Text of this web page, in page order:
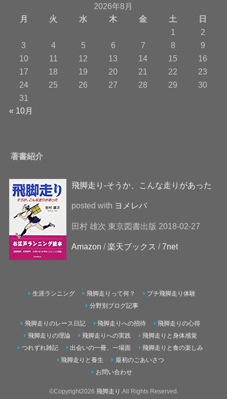
2026年8月
月
火 水 木 金 土
日
1
2
3
4 5 6 7 8
9
10
11 12 13 14 15
16
17
18 19 20 21 22
23
24
25 26 27 28 29
30
31
« 10月
著書紹介
飛脚走り-そうか、こんな走りがあった
posted with ヨメレバ
田村 雄次 東京図書出版 2018-02-27
Amazon /楽天ブックス /7net
生涯ランニング 飛脚走りって何？
プチ飛脚走り体験
分野別ブログ記事
飛脚走りのレース日記 飛脚走りへの招待
飛脚走りの心得
飛脚走りの理論
飛脚走りへの実践
飛脚走りと身体感覚
つれずれ雑記
出会いの一冊、一場面
飛脚走りと食の楽しみ
飛脚走りと養生
最初のごあいさつ
お問い合わせ
©Copyright2026 飛脚走り .All Rights Reserved.